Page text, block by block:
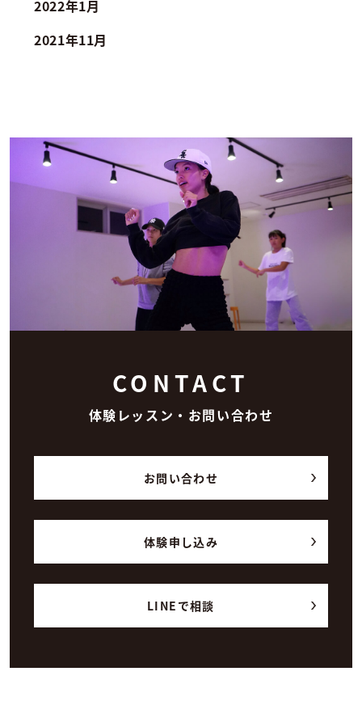
2022年1月
2021年11月
CONTACT
体験レッスン・お問い合わせ
お問い合わせ
体験申し込み
LINEで相談